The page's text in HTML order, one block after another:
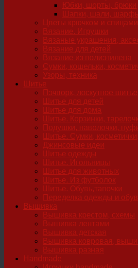
Юбки, шорты, брюки
Шапки, шали,
Цветы крючком и спицами
Вязание. Игрушки
Вязаные украшения,
Вязание для детей
Вязание из полиэтилена
Сумки, кошельки,
Узоры, техника
Шитье
Пэчворк, лоскутное шитье
Шитье для детей
Шитье для дома
Шитье. Корзинки,
Подушки, наволочки,
Шитье. Сумки,
Джинсовые идеи
Шитье одежды
Шитье. Игольницы
Шитье для животных
Шитье. Из футболок
Шитье. Обувь,тапочки
Переделка одежды и
Вышивка
Вышивка крестом, схемы
Вышивка лентами
Вышивка детская
Вышивка ковровая,
Вышивка разная
Handmade